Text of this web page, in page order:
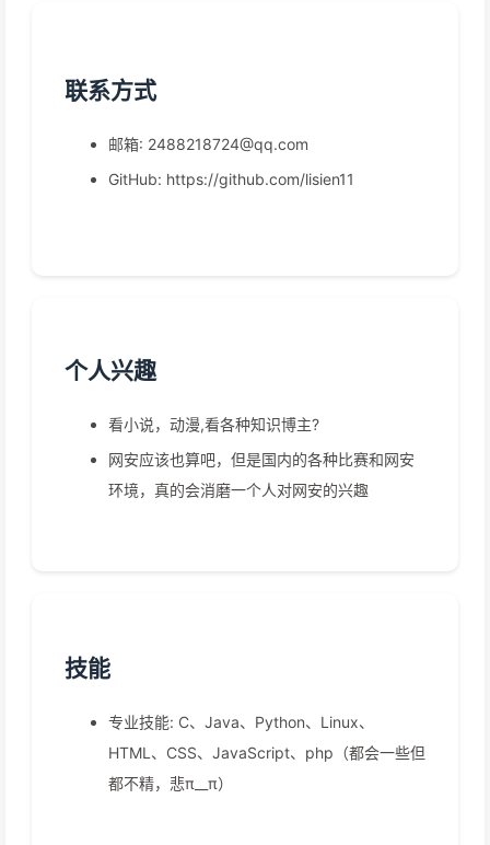
联系方式
邮箱: 2488218724@qq.com
GitHub: https://github.com/lisien11
个人兴趣
看小说，动漫,看各种知识博主?
网安应该也算吧，但是国内的各种比赛和网安
环境，真的会消磨一个人对网安的兴趣
技能
专业技能: C、Java、Python、Linux、
HTML、CSS、JavaScript、php（都会一些但
都不精，悲π__π）